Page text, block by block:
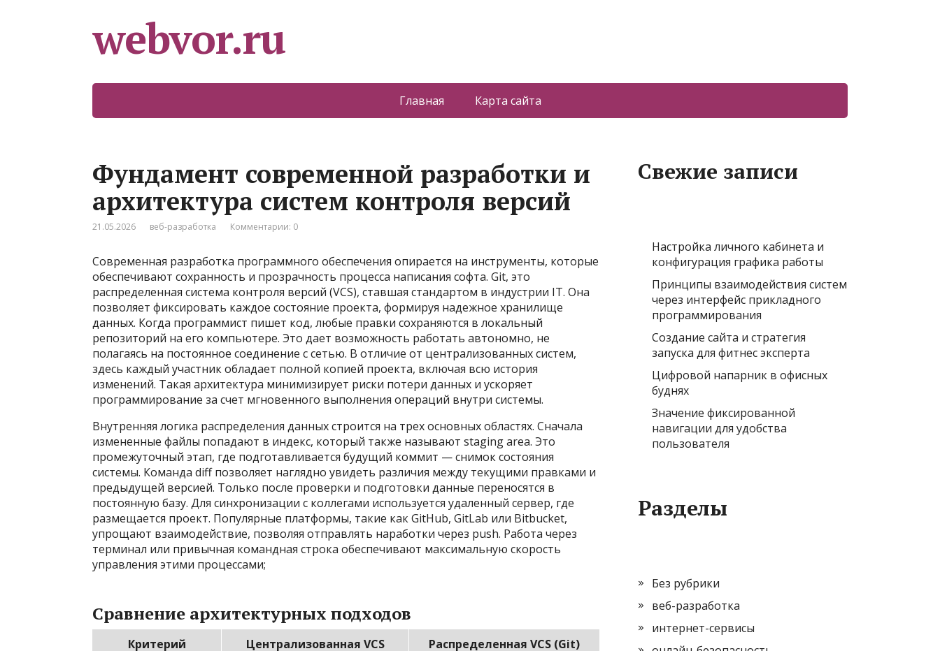
webvor.ru
Главная Карта сайта
Фундамент современной разработки и
архитектура систем контроля версий
21.05.2026 веб-разработка Комментарии: 0
Современная разработка программного обеспечения опирается на инструменты, которые
обеспечивают сохранность и прозрачность процесса написания софта. Git, это
распределенная система контроля версий (VCS), ставшая стандартом в индустрии IT. Она
позволяет фиксировать каждое состояние проекта, формируя надежное хранилище
данных. Когда программист пишет код, любые правки сохраняются в локальный
репозиторий на его компьютере. Это дает возможность работать автономно, не
полагаясь на постоянное соединение с сетью. В отличие от централизованных систем,
здесь каждый участник обладает полной копией проекта, включая всю история
изменений. Такая архитектура минимизирует риски потери данных и ускоряет
программирование за счет мгновенного выполнения операций внутри системы.
Внутренняя логика распределения данных строится на трех основных областях. Сначала
измененные файлы попадают в индекс, который также называют staging area. Это
промежуточный этап, где подготавливается будущий коммит — снимок состояния
системы. Команда diff позволяет наглядно увидеть различия между текущими правками и
предыдущей версией. Только после проверки и подготовки данные переносятся в
постоянную базу. Для синхронизации с коллегами используется удаленный сервер, где
размещается проект. Популярные платформы, такие как GitHub, GitLab или Bitbucket,
упрощают взаимодействие, позволяя отправлять наработки через push. Работа через
терминал или привычная командная строка обеспечивают максимальную скорость
управления этими процессами;
Сравнение архитектурных подходов
Критерий Централизованная VCS
Распределенная VCS (Git)
Свежие записи
Настройка личного кабинета и
конфигурация графика работы
Принципы взаимодействия систем
через интерфейс прикладного
программирования
Создание сайта и стратегия
запуска для фитнес эксперта
Цифровой напарник в офисных
буднях
Значение фиксированной
навигации для удобства
пользователя
Разделы
Без рубрики
веб-разработка
интернет-сервисы